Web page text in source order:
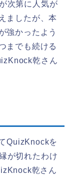
次第に人気が
ましたが、本
強かったよう
までも続ける
乾さん
QuizKnockを
が切れたわけ
乾さん